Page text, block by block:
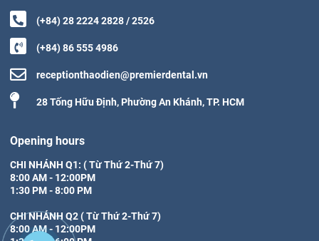
(+84) 28 2224 2828 / 2526
(+84) 86 555 4986
receptionthaodien@premierdental.vn
28 Tống Hữu Định, Phường An Khánh, TP. HCM
Opening hours
CHI NHÁNH Q1: ( Từ Thứ 2-Thứ 7)
8:00 AM - 12:00PM
1:30 PM - 8:00 PM
CHI NHÁNH Q2 ( Từ Thứ 2-Thứ 7)
8:00 AM - 12:00PM